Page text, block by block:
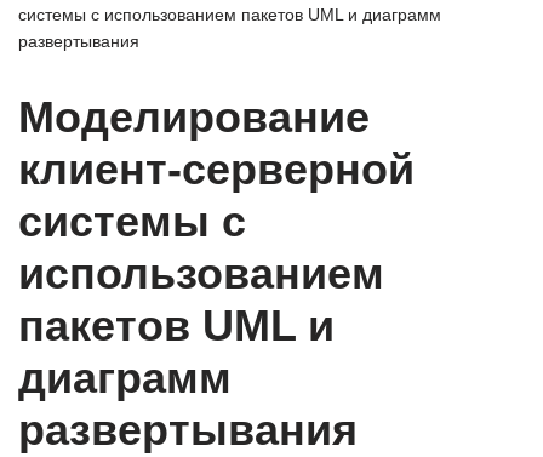
системы с использованием пакетов UML и диаграмм
развертывания
Моделирование
клиент-серверной
системы с
использованием
пакетов UML и
диаграмм
развертывания